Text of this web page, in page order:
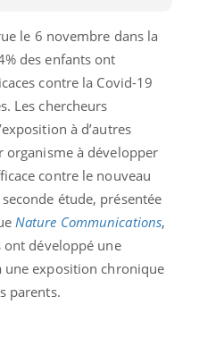
le 6 novembre dans la
des enfants ont
contre la Covid-19
Les chercheurs
à d’autres
à développer
contre le nouveau
étude, présentée
Nature Communications,
développé une
exposition chronique
parents.